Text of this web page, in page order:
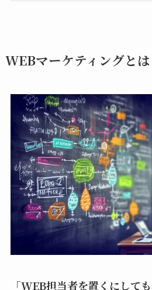
WEBマーケティングとは
「WEB担当者を置くにして